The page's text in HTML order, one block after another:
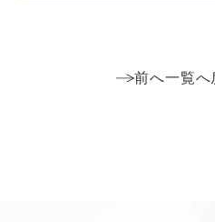
前へ一覧へ